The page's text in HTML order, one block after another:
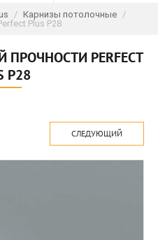
/ Карнизы потолочные /
Plus P28
PERFECT
P28
СЛЕДУЮЩИЙ